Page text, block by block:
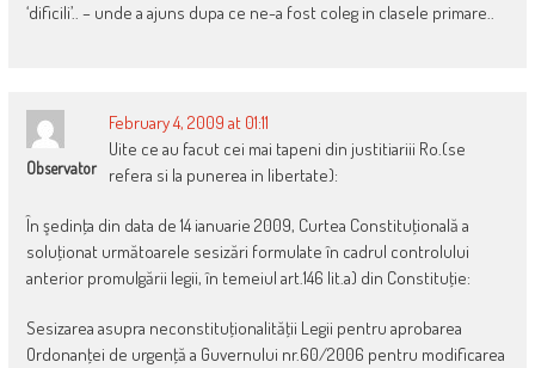
‘dificili’.. – unde a ajuns dupa ce ne-a fost coleg in clasele primare..
Observator
February 4, 2009 at 01:11
Uite ce au facut cei mai tapeni din justitiariii Ro.(se
refera si la punerea in libertate):
În şedinţa din data de 14 ianuarie 2009, Curtea Constituţională a
soluţionat următoarele sesizări formulate în cadrul controlului
anterior promulgării legii, în temeiul art.146 lit.a) din Constituţie:
Sesizarea asupra neconstituţionalităţii Legii pentru aprobarea
Ordonanţei de urgenţă a Guvernului nr.60/2006 pentru modificarea